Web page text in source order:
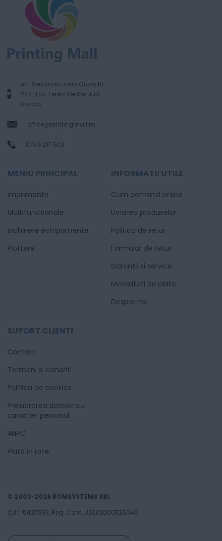
str. Alexandru Ioan Cuza, Nr.
237f, Loc. Letea Veche, Jud.
Bacau
office@printingmall.ro
0746.217.503
MENIU PRINCIPAL
Imprimante
Multifunctionale
Inchiriere echipamente
Plottere
INFORMATII UTILE
Cum comand online
Livrarea produselor
Politica de retur
Formular de retur
Garantii si service
Modalitati de plata
Despre noi
SUPORT CLIENTI
Contact
Termeni si conditii
Politica de cookies
Prelucrarea datelor cu
caracter personal
ANPC
Plata in rate
© 2003-2026 ROMSYSTEMS SRL
CUI: 15437993, Reg. Com. J2003000535046